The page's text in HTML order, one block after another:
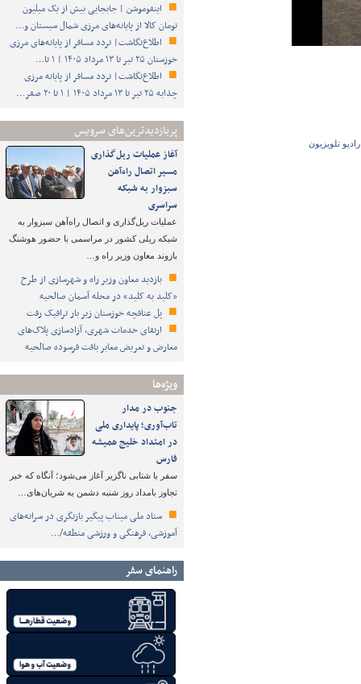
اینفوموشن | جابجایی بیش از یک میلیون
تومان کالا از پایانه‌های مرزی شمال سیستان و…
اطلاع‌نگاشت| تردد مسافر از پایانه‌های مرزی
خوزستان ۲۵ تیر تا ۱۳ مرداد ۱۴۰۵ | ۱ تا…
اطلاع‌نگاشت| تردد مسافر از پایانه‌ مرزی
چذابه ۲۵ تیر تا ۱۳ مرداد ۱۴۰۵ | ۱ تا ۲۰ صفر…
پربازدیدترین‌های سرویس
آغاز عملیات ریل‌گذاری
مسیر اتصال راه‌آهن
سبزوار به شبکه
سراسری
عملیات ریل‌گذاری و اتصال راه‌آهن سبزوار به
شبکه ریلی کشور در مراسمی با حضور هوشنگ
بازوند معاون وزیر راه و…
بازدید معاون وزیر راه و شهرسازی از طرح
«کلید به کلید» در محله آسمان صالحیه
پل عنافچه خوزستان زیر بار ترافیک رفت
ارتقای خدمات شهری، آزادسازی پلاک‌های
معارض و تعریض معابر بافت فرسوده صالحیه
ویژه‌ها
جنوب در مدار
تاب‌آوری؛ پایداری ملی
در امتداد خلیج همیشه
فارس
سفر با شتابی ناگزیر آغاز می‌شود؛ آنگاه که خبر
تجاوز بامداد روز شنبه دشمن به شریان‌های…
ستاد ملی میناب پیگیر بازنگری در سرانه‌های
آموزشی، فرهنگی و ورزشی منطقه/…
راهنمای سفر
رادیو تلویزیون